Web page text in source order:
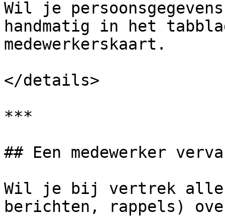
Wil je
handmatig in het
medewerkerskaart.
</details>
***
## Een medewerker
Wil je bij vertrek alle
berichten, rappels)